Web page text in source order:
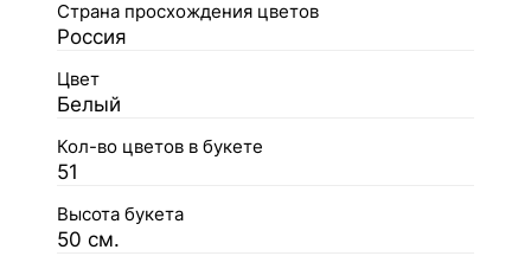
Страна просхождения цветов
Россия
Цвет
Белый
Кол-во цветов в букете
51
Высота букета
50 см.